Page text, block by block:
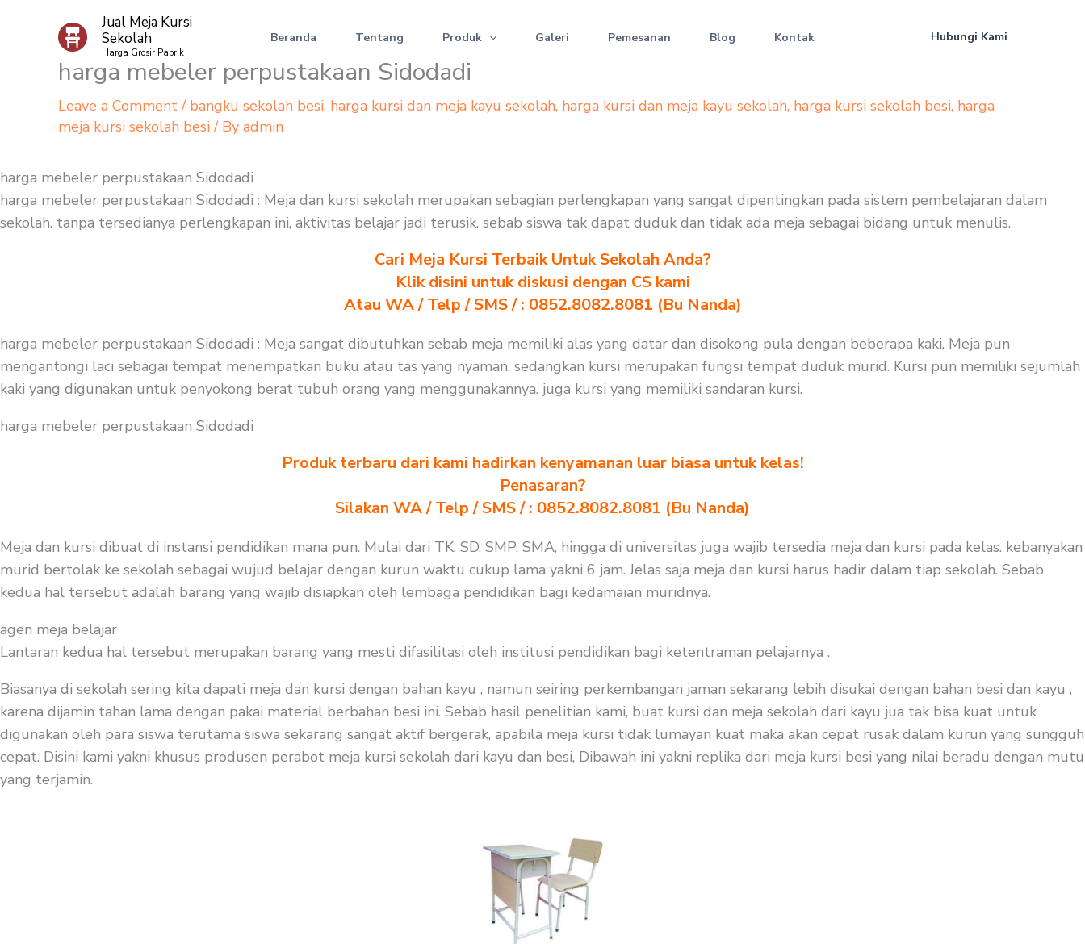
Jual Meja Kursi
Sekolah
Harga Grosir Pabrik
Beranda Tentang Produk Galeri Pemesanan Blog Kontak Hubungi Kami
harga mebeler perpustakaan Sidodadi
Leave a Comment / bangku sekolah besi, harga kursi dan meja kayu sekolah, harga kursi dan meja kayu sekolah, harga kursi sekolah besi, harga
meja kursi sekolah besi/ By admin
harga mebeler perpustakaan Sidodadi
harga mebeler perpustakaan Sidodadi : Meja dan kursi sekolah merupakan sebagian perlengkapan yang sangat dipentingkan pada sistem pembelajaran dalam
sekolah. tanpa tersedianya perlengkapan ini, aktivitas belajar jadi terusik. sebab siswa tak dapat duduk dan tidak ada meja sebagai bidang untuk menulis.
Cari Meja Kursi Terbaik Untuk Sekolah Anda?
Klik disini untuk diskusi dengan CS kami
Atau WA / Telp / SMS / : 0852.8082.8081 (Bu Nanda)
harga mebeler perpustakaan Sidodadi : Meja sangat dibutuhkan sebab meja memiliki alas yang datar dan disokong pula dengan beberapa kaki. Meja pun
mengantongi laci sebagai tempat menempatkan buku atau tas yang nyaman. sedangkan kursi merupakan fungsi tempat duduk murid. Kursi pun memiliki sejumlah
kaki yang digunakan untuk penyokong berat tubuh orang yang menggunakannya. juga kursi yang memiliki sandaran kursi.
harga mebeler perpustakaan Sidodadi
Produk terbaru dari kami hadirkan kenyamanan luar biasa untuk kelas!
Penasaran?
Silakan WA / Telp / SMS / : 0852.8082.8081 (Bu Nanda)
Meja dan kursi dibuat di instansi pendidikan mana pun. Mulai dari TK, SD, SMP, SMA, hingga di universitas juga wajib tersedia meja dan kursi pada kelas. kebanyakan
murid bertolak ke sekolah sebagai wujud belajar dengan kurun waktu cukup lama yakni 6 jam. Jelas saja meja dan kursi harus hadir dalam tiap sekolah. Sebab
kedua hal tersebut adalah barang yang wajib disiapkan oleh lembaga pendidikan bagi kedamaian muridnya.
agen meja belajar
Lantaran kedua hal tersebut merupakan barang yang mesti difasilitasi oleh institusi pendidikan bagi ketentraman pelajarnya .
Biasanya di sekolah sering kita dapati meja dan kursi dengan bahan kayu , namun seiring perkembangan jaman sekarang lebih disukai dengan bahan besi dan kayu ,
karena dijamin tahan lama dengan pakai material berbahan besi ini. Sebab hasil penelitian kami, buat kursi dan meja sekolah dari kayu jua tak bisa kuat untuk
digunakan oleh para siswa terutama siswa sekarang sangat aktif bergerak, apabila meja kursi tidak lumayan kuat maka akan cepat rusak dalam kurun yang sungguh
cepat. Disini kami yakni khusus produsen perabot meja kursi sekolah dari kayu dan besi, Dibawah ini yakni replika dari meja kursi besi yang nilai beradu dengan mutu
yang terjamin.